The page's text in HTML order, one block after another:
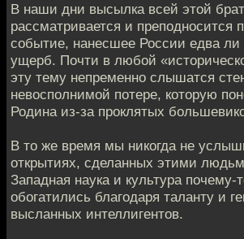
В наши дни высылка всей этой
рассматривается и преподносится
событие, нанесшее России едва
ущерб. Почти в любой
эту тему непременно слышатся
невосполнимой потере, которую
Родина из-за проклятых
В то же время мы никогда не
открытиях, сделанных этими
Западная наука и культура почему-
обогатились благодаря таланту и
высланных интеллигентов.